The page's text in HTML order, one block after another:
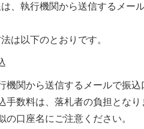
、執行機関から送信するメー
は以下のとおりです。
機関から送信するメールで振込
手数料は、落札者の負担となり
の口座名にご注意ください。